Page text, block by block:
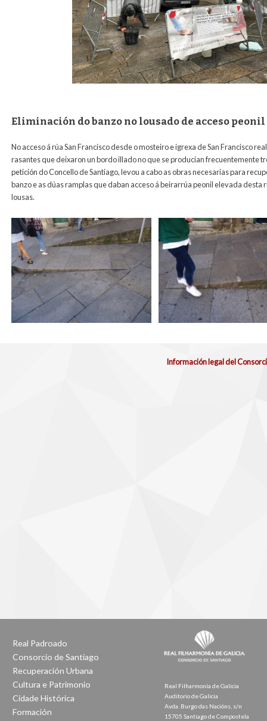
Eliminación do banzo no lousado de acceso
No acceso á rúa San Francisco desde o mosteiro e igrexa de San Francisco
rasantes que deixaron un bordo illado no que se producían frecuentemente
petición do Concello de Santiago, levou a cabo as obras necesarias para
banzo e as dúas ramplas que daban acceso á beirarrúa peonil elevada
lousas.
Información legal del
Real Padroado
Consorcio de Santiago
Recuperación Urbana
Cultura e Patrimonio
Cidade Histórica
Formación
Real Filharmonía de Galicia
Auditorio de Galicia
Avda. Burgo das Nacións, s/n
15705 Santiago de Compostela